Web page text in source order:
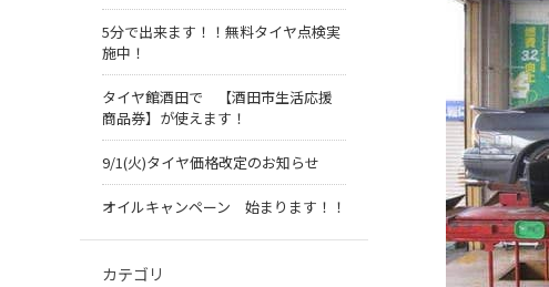
5分で出来ます！！無料タイヤ点検実
施中！
タイヤ館酒田で 【酒田市生活応援
商品券】が使えます！
9/1(火)タイヤ価格改定のお知らせ
オイルキャンペーン 始まります！！
カテゴリ